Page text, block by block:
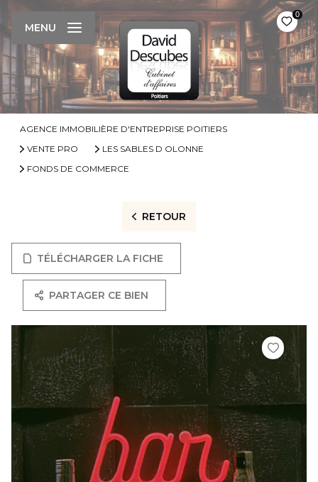
0
MENU
AGENCE IMMOBILIÈRE D'ENTREPRISE POITIERS
VENTE PRO
LES SABLES D OLONNE
FONDS DE COMMERCE
RETOUR
TÉLÉCHARGER LA FICHE
PARTAGER CE BIEN